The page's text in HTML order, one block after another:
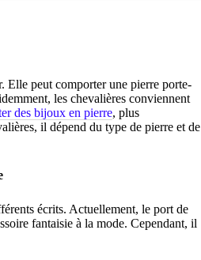
Elle peut comporter une pierre porte-
les chevalières conviennent
des bijoux en pierre, plus
il dépend du type de pierre et de
écrits. Actuellement, le port de
fantaisie à la mode. Cependant, il